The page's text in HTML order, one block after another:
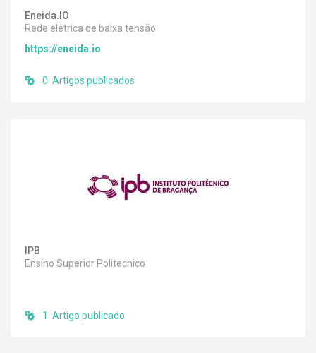
Eneida.IO
Rede elétrica de baixa tensão
https://eneida.io
0 Artigos publicados
IPB
Ensino Superior Politecnico
1 Artigo publicado